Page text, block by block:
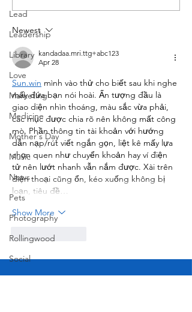
Lead
Leadership
Library
Love
Marketing
Medicine
Mother's Day
Music
News
Pets
Photography
Rollingwood
Social
Sports
American Festival
Newest
kandadaa.mri.ttg+abc123
Apr 28
Sun.win mình vào thử cho biết sau khi nghe
mấy đứa bạn nói hoài. Ấn tượng đầu là
giao diện nhìn thoáng, màu sắc vừa phải,
các mục được chia rõ nên không mất công
mò. Phần thông tin tài khoản với hướng
dẫn nạp/rút viết ngắn gọn, liệt kê mấy lựa
chọn quen như chuyển khoản hay ví điện
tử nên lướt nhanh vẫn nắm được. Xài trên
điện thoại cũng ổn, kéo xuống không bị
loạn, tiêu đề…
Show More